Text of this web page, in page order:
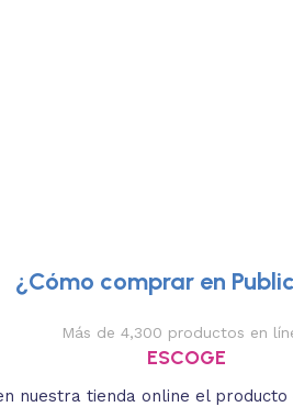
¿Cómo comprar en
Más de 4,300 productos en
ESCOGE
nuestra tienda online el